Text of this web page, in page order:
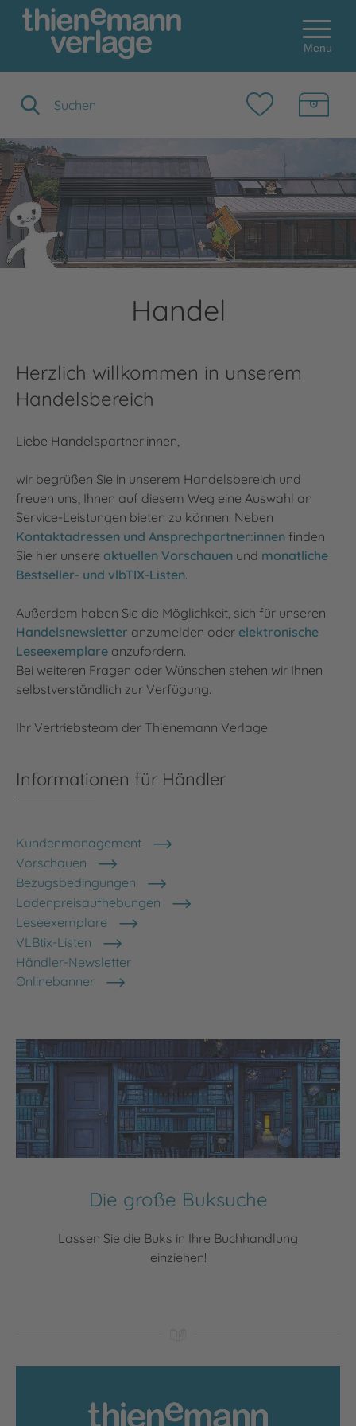
Menu
Handel
Herzlich willkommen in unserem
Handelsbereich
Liebe Handelspartner:innen,
wir begrüßen Sie in unserem Handelsbereich und
freuen uns, Ihnen auf diesem Weg eine Auswahl an
Service-Leistungen bieten zu können. Neben
Kontaktadressen und Ansprechpartner:innen finden
Sie hier unsere aktuellen Vorschauen und monatliche
Bestseller- und vlbTIX-Listen.
Außerdem haben Sie die Möglichkeit, sich für unseren
Handelsnewsletter anzumelden oder elektronische
Leseexemplare anzufordern.
Bei weiteren Fragen oder Wünschen stehen wir Ihnen
selbstverständlich zur Verfügung.
Ihr Vertriebsteam der Thienemann Verlage
Informationen für Händler
Kundenmanagement
Vorschauen
Bezugsbedingungen
Ladenpreisaufhebungen
Leseexemplare
VLBtix-Listen
Händler-Newsletter
Onlinebanner
Die große Buksuche
Lassen Sie die Buks in Ihre Buchhandlung
einziehen!